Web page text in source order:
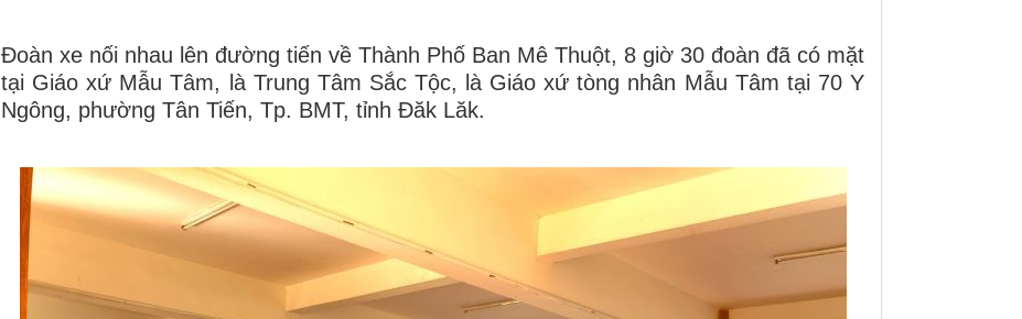
Đoàn xe nối nhau lên đường tiến về Thành Phố Ban Mê Thuột, 8 giờ 30 đoàn đã có mặt
tại Giáo xứ Mẫu Tâm, là Trung Tâm Sắc Tộc, là Giáo xứ tòng nhân Mẫu Tâm tại 70 Y
Ngông, phường Tân Tiến, Tp. BMT, tỉnh Đăk Lăk.